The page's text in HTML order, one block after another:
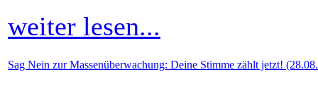
weiter lesen...
Sag Nein zur Massenüberwachung: Deine Stimme zählt jetzt!